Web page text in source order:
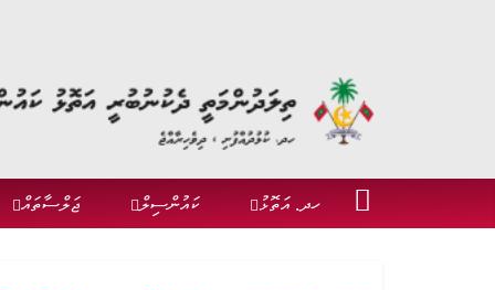
ހދ. އަތޮޅު ކައުންސިލް ޖަލްސާތައް